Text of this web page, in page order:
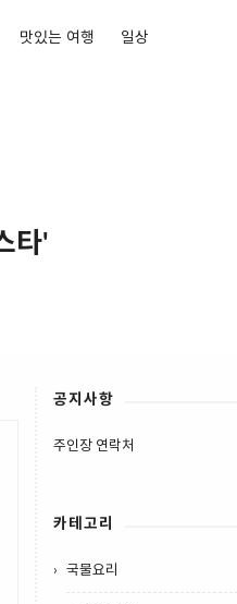
맛있는 여행 일상
타'
공지사항
주인장 연락처
카테고리
국물요리